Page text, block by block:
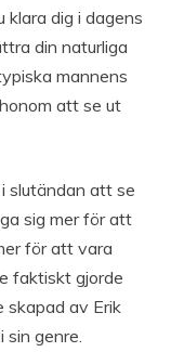
klara dig i dagens
din naturliga
mannens
att se ut
slutändan att se
sig mer för att
för att vara
faktiskt gjorde
skapad av Erik
genre.